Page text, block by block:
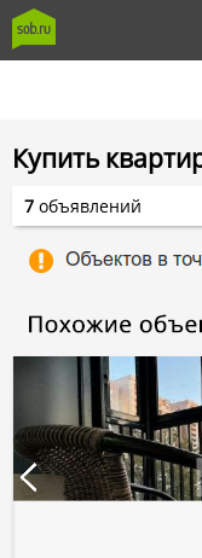
Купить
7 объявлений